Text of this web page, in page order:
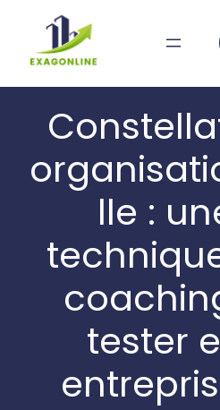
content
lle :
tester